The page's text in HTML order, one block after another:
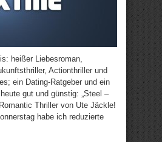
heißer Liebesroman,
Actionthriller und
ein Dating-Ratgeber und ein
gut und günstig: „Steel –
Thriller von Ute Jäckle!
habe ich reduzierte